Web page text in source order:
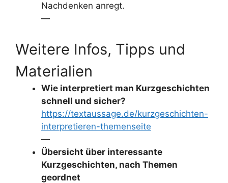
Nachdenken anregt.
—
Weitere Infos, Tipps und
Materialien
Wie interpretiert man Kurzgeschichten
schnell und sicher?
https://textaussage.de/kurzgeschichten-
interpretieren-themenseite
—
Übersicht über interessante
Kurzgeschichten, nach Themen
geordnet